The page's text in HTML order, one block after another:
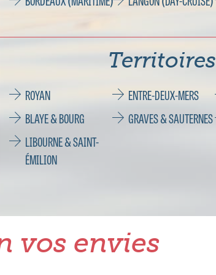
Territoires
ROYAN ENTRE-DEUX-MERS
BLAYE & BOURG
GRAVES & SAUTERNES
LIBOURNE & SAINT-
ÉMILION
vos envies